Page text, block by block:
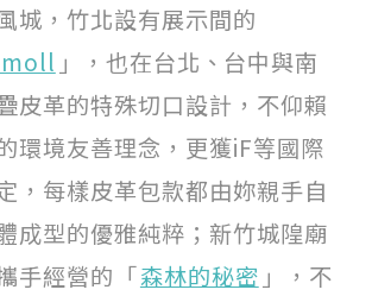
城，竹北設有展示間的
」，也在台北、台中與南
皮革的特殊切口設計，不仰賴
環境友善理念，更獲iF等國際
，每樣皮革包款都由妳親手自
成型的優雅純粹；新竹城隍廟
手經營的「森林的秘密 」，不